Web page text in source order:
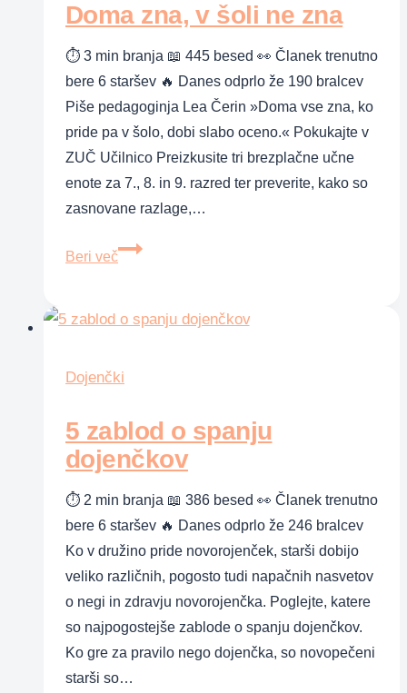
Doma zna, v šoli ne zna
⏱ 3 min branja 📖 445 besed 👀 Članek trenutno
bere 6 staršev 🔥 Danes odprlo že 190 bralcev
Piše pedagoginja Lea Čerin »Doma vse zna, ko
pride pa v šolo, dobi slabo oceno.« Pokukajte v
ZUČ Učilnico Preizkusite tri brezplačne učne
enote za 7., 8. in 9. razred ter preverite, kako so
zasnovane razlage,…
Beri več
Doma
šoli
zna
Dojenčki
5 zablod o spanju
dojenčkov
⏱ 2 min branja 📖 386 besed 👀 Članek trenutno
bere 6 staršev 🔥 Danes odprlo že 246 bralcev
Ko v družino pride novorojenček, starši dobijo
veliko različnih, pogosto tudi napačnih nasvetov
o negi in zdravju novorojenčka. Poglejte, katere
so najpogostejše zablode o spanju dojenčkov.
Ko gre za pravilo nego dojenčka, so novopečeni
starši so…